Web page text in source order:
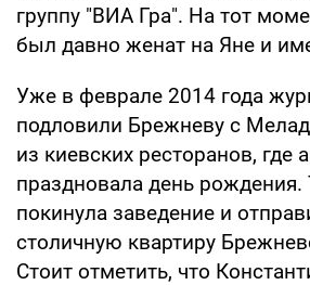
группу "ВИА Гра". На тот
был давно женат на Яне и
Уже в феврале 2014 года
подловили Брежневу с
из киевских ресторанов, где
праздновала день рождения.
покинула заведение и
столичную квартиру
Стоит отметить, что